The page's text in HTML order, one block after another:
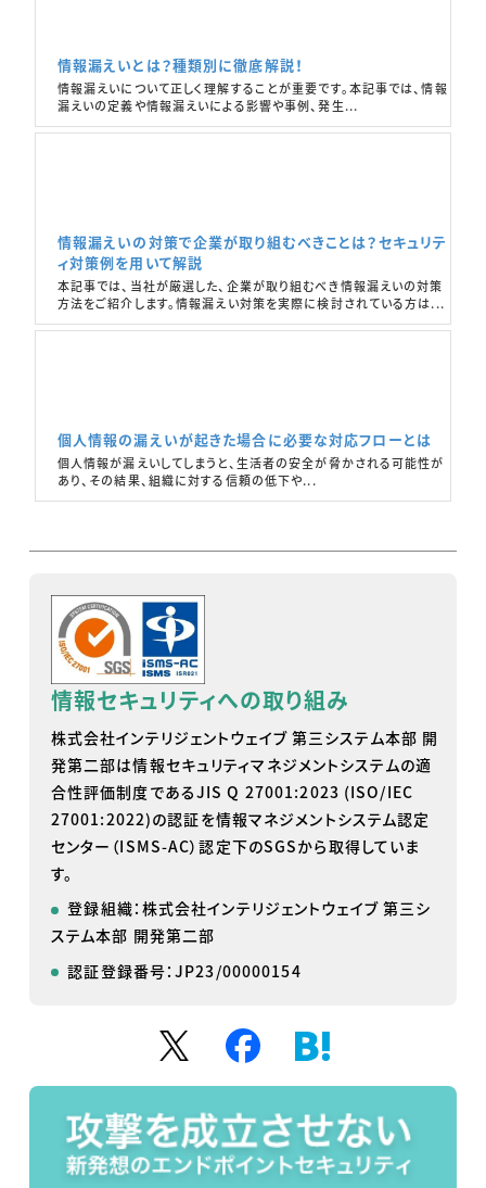
情報漏えいとは？種類別に徹底解説！
情報漏えいについて正しく理解することが重要です。本記事では、情報
漏えいの定義や情報漏えいによる影響や事例、発生...
情報漏えいの対策で企業が取り組むべきことは？セキュリテ
ィ対策例を用いて解説
本記事では、当社が厳選した、企業が取り組むべき情報漏えいの対策
方法をご紹介します。情報漏えい対策を実際に検討されている方は...
個人情報の漏えいが起きた場合に必要な対応フローとは
個人情報が漏えいしてしまうと、生活者の安全が脅かされる可能性が
あり、その結果、組織に対する信頼の低下や...
情報セキュリティへの取り組み
株式会社インテリジェントウェイブ 第三システム本部 開
発第二部は情報セキュリティマネジメントシステムの適
合性評価制度であるJIS Q 27001:2023 (ISO/IEC
27001:2022)の認証を情報マネジメントシステム認定
センター（ISMS-AC）認定下のSGSから取得していま
す。
登録組織：株式会社インテリジェントウェイブ 第三シ
ステム本部 開発第二部
認証登録番号：JP23/00000154